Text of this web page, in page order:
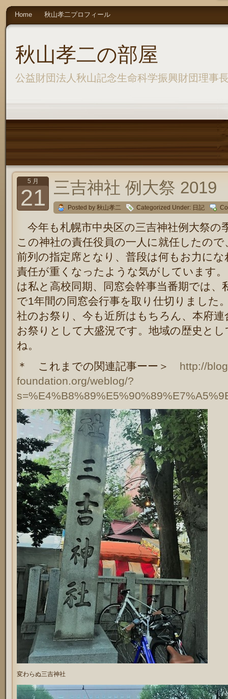
秋山孝二の部屋
公益財団法人秋山記念生命科学振興財団理事
Home 秋山孝二プロフィール
5 月
21 三吉神社 例大祭 2019
Posted by 秋山孝二 Categorized Under: 日記
今年も札幌市中央区の三吉神社例大祭の
この神社の責任役員の一人に就任したの
前列の指定席となり、普段は何もお力に
責任が重くなったような気がしています
は私と高校同期、同窓会幹事当番期では、
で1年間の同窓会行事を取り仕切りました
社のお祭り、今も近所はもちろん、本府
お祭りとして大盛況です。地域の歴史と
ね。
＊ これまでの関連記事ーー＞ http://
foundation.org/weblog/?
変わらぬ三吉神社